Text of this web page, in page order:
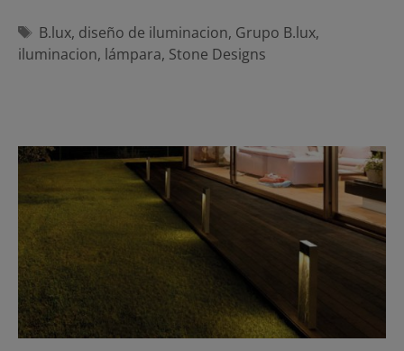
Etiquetas
B.lux, diseño de iluminacion, Grupo B.lux,
iluminacion, lámpara, Stone Designs